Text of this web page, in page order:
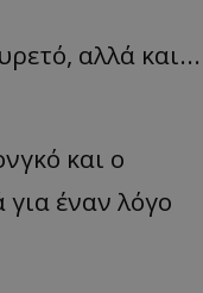
αλλά και...
και ο
έναν λόγο